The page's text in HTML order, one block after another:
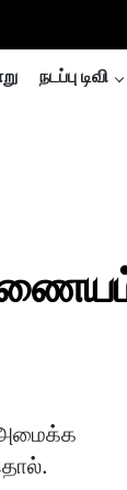
நடப்பு டிவி